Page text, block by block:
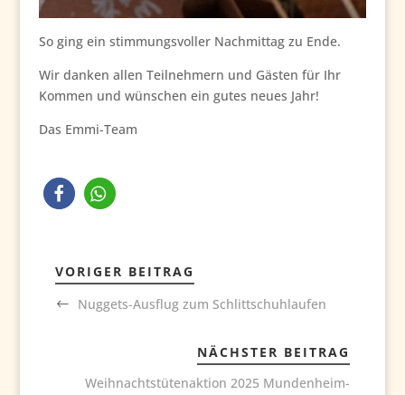
So ging ein stimmungsvoller Nachmittag zu Ende.
Wir danken allen Teilnehmern und Gästen für Ihr
Kommen und wünschen ein gutes neues Jahr!
Das Emmi-Team
VORIGER BEITRAG
Nuggets-Ausflug zum Schlittschuhlaufen
NÄCHSTER BEITRAG
Weihnachtstütenaktion 2025 Mundenheim-